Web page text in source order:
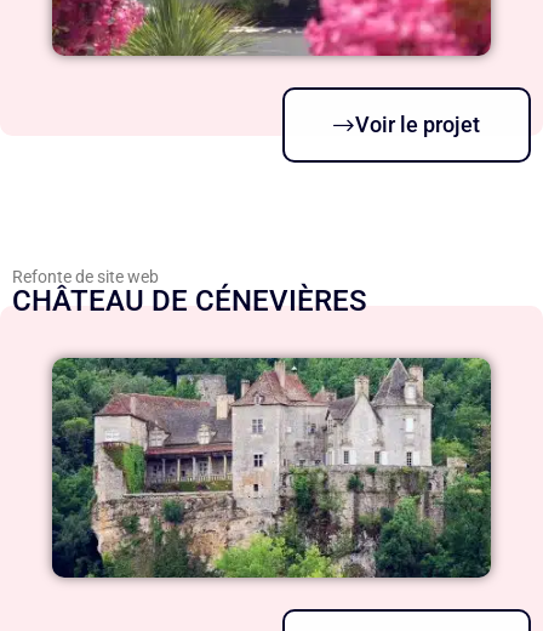
Voir le projet
Refonte de site web
CHÂTEAU DE CÉNEVIÈRES